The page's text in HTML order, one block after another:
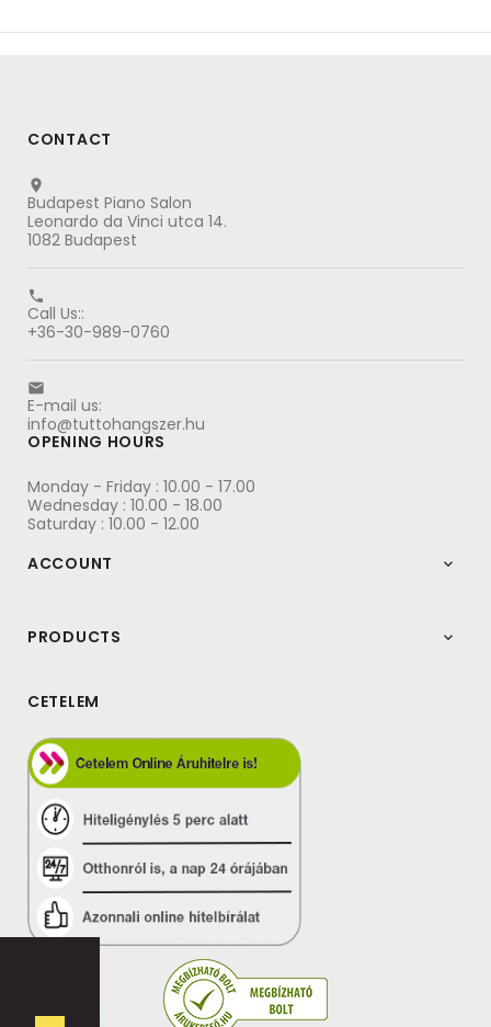
CONTACT

Budapest Piano Salon
Leonardo da Vinci utca 14.
1082 Budapest

Call Us::
+36-30-989-0760

E-mail us:
info@tuttohangszer.hu
OPENING HOURS
Monday - Friday : 10.00 - 17.00
Wednesday : 10.00 - 18.00
Saturday : 10.00 - 12.00
ACCOUNT

PRODUCTS 
CETELEM